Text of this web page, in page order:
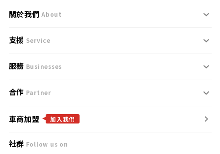
關於我們 About
刊登規範
服務條款
免責聲明
隱私權政策
團隊
支援 Service
支援中心
聯絡我們
服務 Businesses
什麼是Goo鑑定？
找好車
找好店
合作 Partner
合作夥伴
廣告合作
車商加盟 加入我們
社群 Follow us on